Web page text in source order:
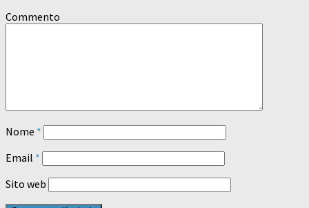
Commento
Nome *
Email *
Sito web